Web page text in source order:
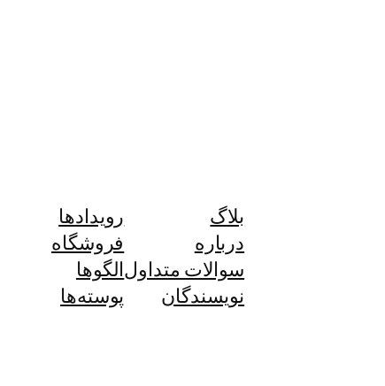
بلاگ
درباره
سوالات متداول
نویسندگان
رویدادها
فروشگاه
الگوها
پوسته‌ها